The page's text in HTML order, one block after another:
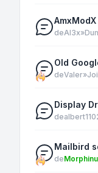
deAl3x»
Old
deValer»
Display
de
Mailbird
de